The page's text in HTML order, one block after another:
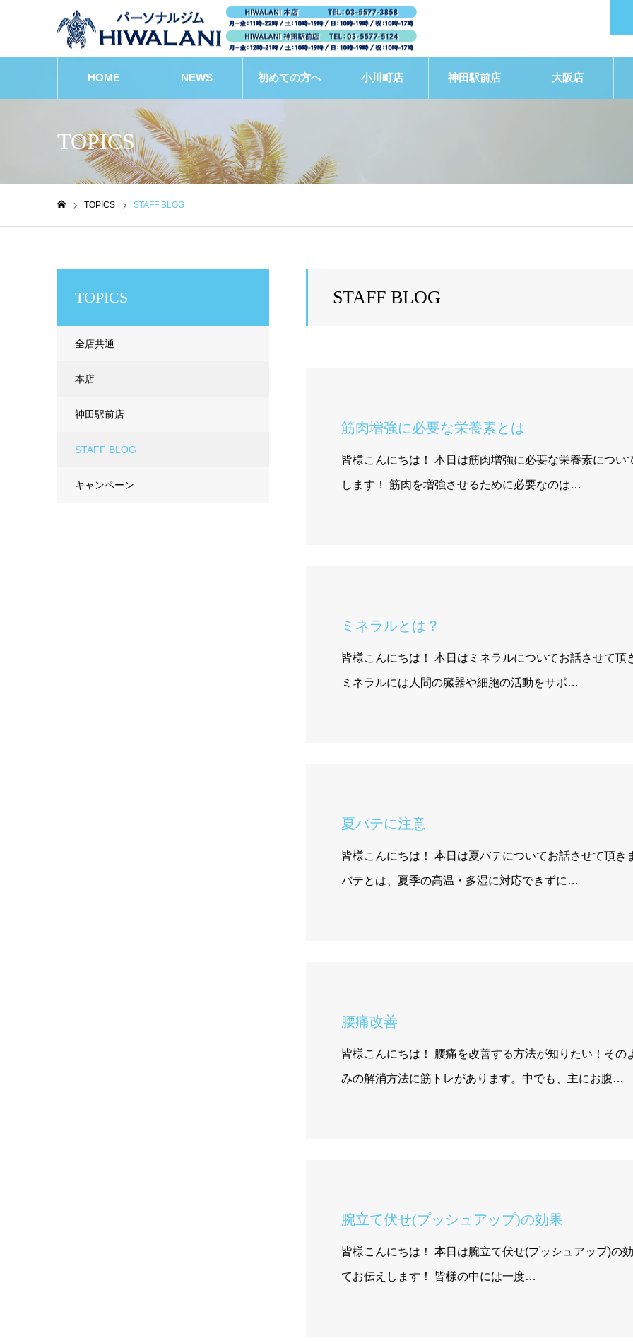
HOME NEWS 初めての方へ 小川町店 神田駅前店 大阪店
TOPICS
TOPICS STAFF BLOG
STAFF BLOG
筋肉増強に必要な栄養素とは
皆様こんにちは！ 本日は筋肉増強に必要な栄養素につい
します！ 筋肉を増強させるために必要なのは…
ミネラルとは？
皆様こんにちは！ 本日はミネラルについてお話させて頂
ミネラルには人間の臓器や細胞の活動をサポ…
夏バテに注意
皆様こんにちは！ 本日は夏バテについてお話させて頂きま
バテとは、夏季の高温・多湿に対応できずに…
腰痛改善
皆様こんにちは！ 腰痛を改善する方法が知りたい！その
みの解消方法に筋トレがあります。中でも、主にお腹…
腕立て伏せ(プッシュアップ)の効果
皆様こんにちは！ 本日は腕立て伏せ(プッシュアップ)の効果につい
てお伝えします！ 皆様の中には一度…
TOPICS
全店共通
本店
神田駅前店
STAFF BLOG
キャンペーン